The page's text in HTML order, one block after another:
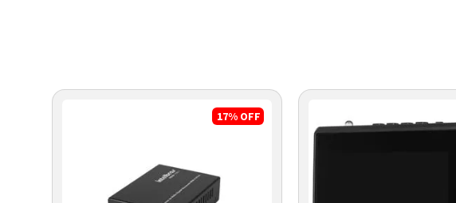
17% OFF